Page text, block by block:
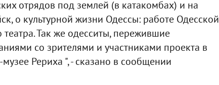
отрядов под землей (в катакомбах) и на
о культурной жизни Одессы: работе Одесской
театра. Так же одесситы, пережившие
со зрителями и участниками проекта в
Рериха ", - сказано в сообщении